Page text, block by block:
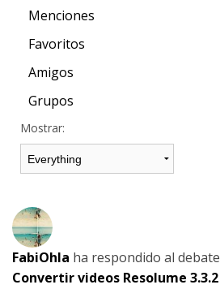
Menciones
Favoritos
Amigos
Grupos
Mostrar:
FabiOhla ha respondido al debate
Convertir videos Resolume 3.3.2